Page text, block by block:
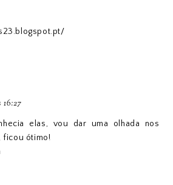
16:27
elas, vou dar uma olhada nos
ficou ótimo!